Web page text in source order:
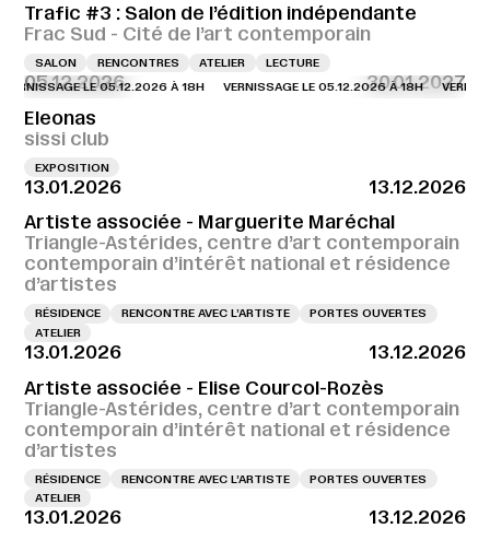
Trafic #3 : Salon de l’édition indépendante
Frac Sud - Cité de l’art contemporain
SALON RENCONTRES ATELIER LECTURE
05.12.2026 30.01.2027
LE 05.12.2026 À 18H VERNISSAGE LE 05.12.2026 À 18H VERNISSAGE
Eleonas
sissi club
EXPOSITION
13.01.2026
13.12.2026
Artiste associée - Marguerite Maréchal
Triangle-Astérides, centre d’art contemporain
contemporain d’intérêt national et résidence
d’artistes
RÉSIDENCE RENCONTRE AVEC L’ARTISTE
PORTES OUVERTES
ATELIER
13.01.2026
13.12.2026
Artiste associée - Elise Courcol-Rozès
Triangle-Astérides, centre d’art contemporain
contemporain d’intérêt national et résidence
d’artistes
RÉSIDENCE RENCONTRE AVEC L’ARTISTE
PORTES OUVERTES
ATELIER
13.01.2026
13.12.2026